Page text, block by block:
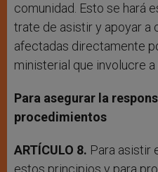
comunidad. Esto se hará
trate de asistir y apoyar a
afectadas directamente
ministerial que involucre a
Para asegurar la
procedimientos
ARTÍCULO 8. Para asistir
estos principios y para